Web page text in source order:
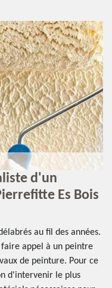
d'un
Es Bois
au fil des années.
faire appel à un peintre
de peinture. Pour ce
d'intervenir le plus